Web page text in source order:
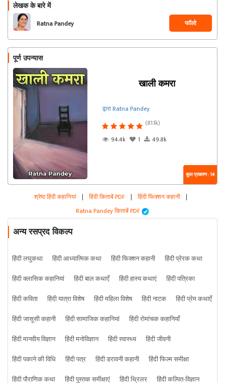
लेखक के बारे में
Ratna Pandey फॉलो
पूर्ण उपन्यास
खाली कमरा
द्वारा Ratna Pandey
(81.1k)
94.4k
1 49.8k
कुल प्रकरण : 14
श्रेष्ठ हिंदी कहानियां | हिंदी किताबें PDF | हिंदी फिक्शन कहानी |
Ratna Pandey किताबें PDF
अन्य रसप्रद विकल्प
हिंदी लघुकथा हिंदी आध्यात्मिक कथा हिंदी फिक्शन कहानी
हिंदी प्रेरक कथा
हिंदी क्लासिक कहानियां
हिंदी बाल कथाएँ हिंदी हास्य कथाएं
हिंदी पत्रिका
हिंदी कविता
हिंदी यात्रा विशेष हिंदी महिला विशेष हिंदी नाटक
हिंदी प्रेम कथाएँ
हिंदी जासूसी कहानी
हिंदी सामाजिक कहानियां
हिंदी रोमांचक कहानियाँ
हिंदी मानवीय विज्ञान
हिंदी मनोविज्ञान हिंदी स्वास्थ्य
हिंदी जीवनी
हिंदी पकाने की विधि
हिंदी पत्र हिंदी डरावनी कहानी
हिंदी फिल्म समीक्षा
हिंदी पौराणिक कथा
हिंदी पुस्तक समीक्षाएं हिंदी थ्रिलर हिंदी कल्पित-विज्ञान